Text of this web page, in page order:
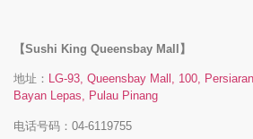
【Sushi King Queensbay Mall】
地址： LG-93, Queensbay Mall, 100,
Bayan Lepas, Pulau Pinang
电话号码：04-6119755